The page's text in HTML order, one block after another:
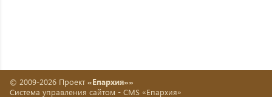
© 2009-2026 Проект «Епархия»»
Система управления сайтом - CMS «Епархия»